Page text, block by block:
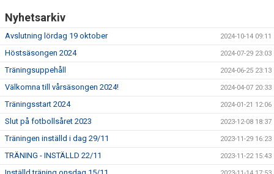
Nyhetsarkiv
Avslutning lördag 19 oktober 2024-10-14 09:11
Höstsäsongen 2024 2024-07-29 23:03
Träningsuppehåll 2024-06-25 23:13
Välkomna till vårsäsongen 2024! 2024-04-07 20:33
Träningsstart 2024 2024-01-21 12:06
Slut på fotbollsåret 2023 2023-12-08 18:37
Träningen inställd i dag 29/11 2023-11-29 16:23
TRÄNING - INSTÄLLD 22/11 2023-11-22 15:43